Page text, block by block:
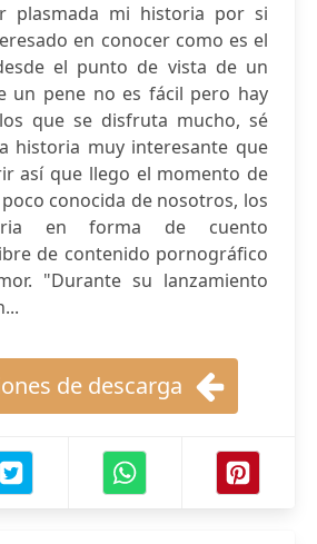
plasmada mi historia por si
en conocer como es el
el punto de vista de un
un pene no es fácil pero hay
que se disfruta mucho, sé
historia muy interesante que
así que llego el momento de
conocida de nosotros, los
en forma de cuento
de contenido pornográfico
"Durante su lanzamiento
de descarga